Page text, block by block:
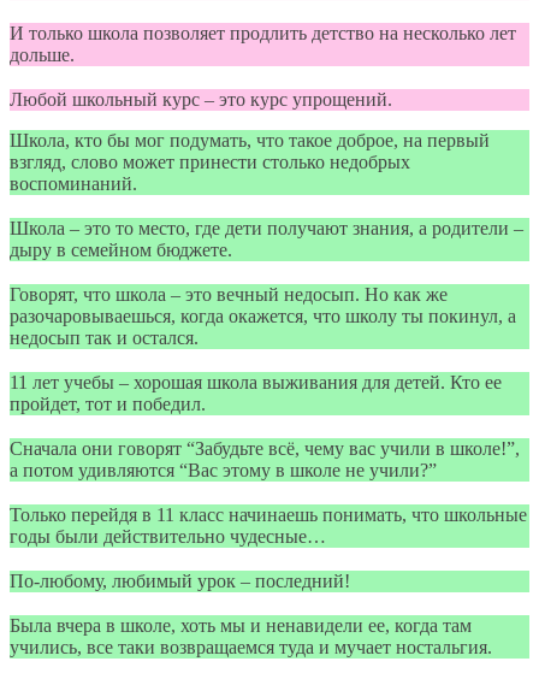
И только школа позволяет продлить детство на несколько лет
дольше.
Любой школьный курс – это курс упрощений.
Школа, кто бы мог подумать, что такое доброе, на первый
взгляд, слово может принести столько недобрых
воспоминаний.
Школа – это то место, где дети получают знания, а родители –
дыру в семейном бюджете.
Говорят, что школа – это вечный недосып. Но как же
разочаровываешься, когда окажется, что школу ты покинул, а
недосып так и остался.
11 лет учебы – хорошая школа выживания для детей. Кто ее
пройдет, тот и победил.
Сначала они говорят “Забудьте всё, чему вас учили в школе!”,
а потом удивляются “Вас этому в школе не учили?”
Только перейдя в 11 класс начинаешь понимать, что школьные
годы были действительно чудесные…
По-любому, любимый урок – последний!
Была вчера в школе, хоть мы и ненавидели ее, когда там
учились, все таки возвращаемся туда и мучает ностальгия.